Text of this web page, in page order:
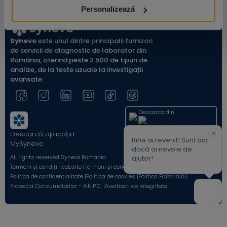
Personalizează
Synevoeste unul dintre principalii furnizori
de servicii de diagnostic de laborator din
România, oferind peste 2.500 de tipuri de
analize, de la teste uzuale la investigații
avansate.
Descarcă aplicația
MySynevo
Descarcă din
All rights reserved Synevo Romania.
Termeni și condiții website |Termeni și condiții Shop Online |
Politica de confidențialitate |Politica de cookies |Politica Editorială |
Protecția Consumatorilor - A.N.P.C. |Avertizori de integritate
Bine ai revenit! Sunt aici
dacă ai nevoie de
ajutor!